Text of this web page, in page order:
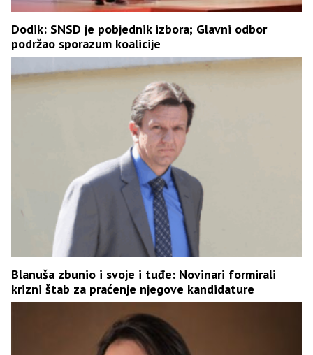
Dodik: SNSD je pobjednik izbora; Glavni odbor
podržao sporazum koalicije
Blanuša zbunio i svoje i tuđe: Novinari formirali
krizni štab za praćenje njegove kandidature